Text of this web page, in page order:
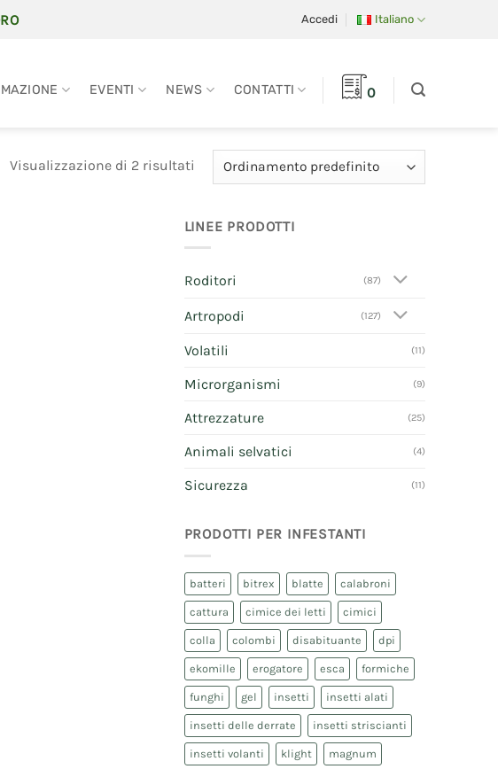
Accedi Italiano
EVENTI NEWS CONTATTI 0
Visualizzazione di 2 risultati
LINEE PRODOTTI
Roditori (87)
Artropodi (127)
Volatili (11)
Microrganismi (9)
Attrezzature (25)
Animali selvatici (4)
Sicurezza (11)
PRODOTTI PER INFESTANTI
batteri bitrex blatte calabroni
cattura cimice dei letti cimici
colla colombi disabituante dpi
ekomille erogatore esca formiche
funghi gel insetti insetti alati
insetti delle derrate insetti striscianti
insetti volanti klight magnum